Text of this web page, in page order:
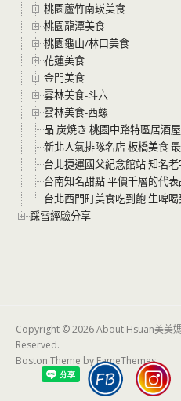
桃園蘆竹南崁美食
桃園龍潭美食
桃園龜山/林口美食
花蓮美食
金門美食
雲林美食-斗六
雲林美食-西螺
品 炭焼き 桃園中路特區居酒
新北人氣排隊名店 板橋美食
台北捷運國父紀念館站 知名
台南知名甜點 平價千層的代
台北西門町美食吃到飽 生啤
踩雷經驗分享
Copyright © 2026 About Hsuan美美
Reserved.
Boston Theme byFameThemes